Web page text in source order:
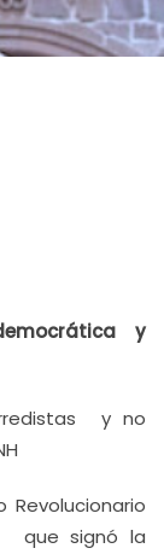
y
y no
que signó la